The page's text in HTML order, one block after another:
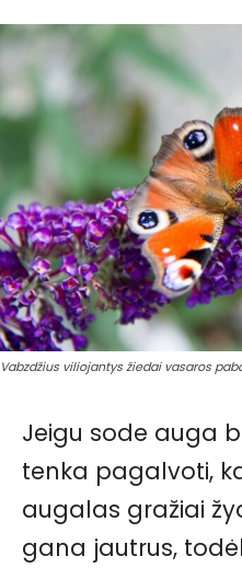
Vabzdžius viliojantys žiedai vasaros
Jeigu sode auga
tenka pagalvoti,
augalas gražiai
gana jautrus,